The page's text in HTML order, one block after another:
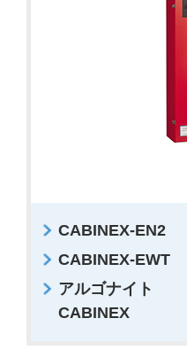
CABINEX-EN2
CABINEX-EWT
アルゴナイト
CABINEX